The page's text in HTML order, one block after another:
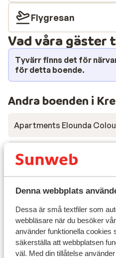
Denna webbplats
Dessa är små textfiler som
webbläsare när du besöker
använder funktionella cookies
säkerställa att webbplatsen
väl. Med din tillåtelse
glas vin. Strand & pool
hotellet – bara att kliva ner i
strand sandstrand sträcker
svalkande bad,
och fartfyllda
är bra här, så du kan lätt
att äta och dricka. Du kan
simma i inomhuspoolen eller
utsökt frukost innan du
dagen. Vill du äta ute, finns
närheten. Maten är god,
precis som semestern ska
vid stranden och
om restauranger och barer.
vid huvudvägen.
Flygresan
Vad våra gäster
Tyvärr finns det för
för detta boende.
Andra boenden i
Apartments Elounda
Alkionides Seaside
Bio Beach Boutique Hotel
Aloe Boutique & Suites